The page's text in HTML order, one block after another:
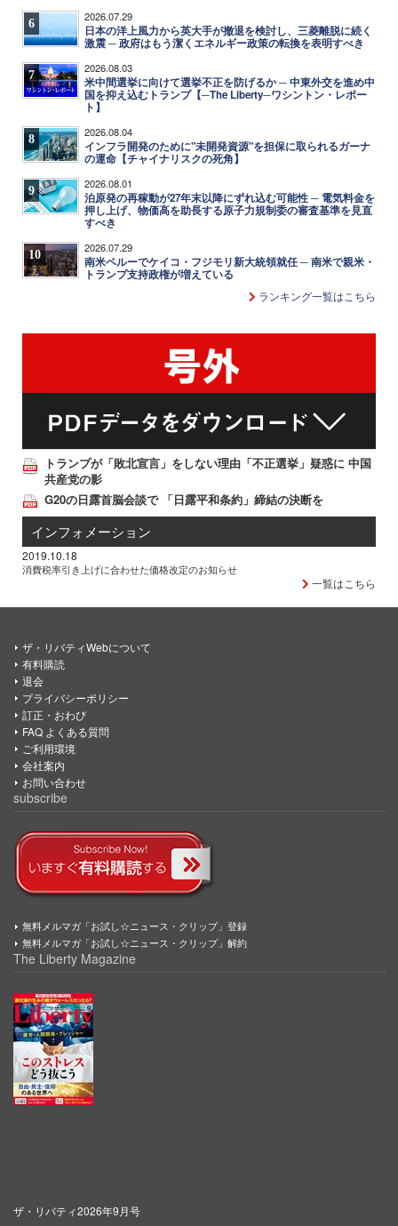
6 2026.07.29
日本の洋上風力から英大手が撤退を検討し、三菱離脱に続く
激震 ─ 政府はもう潔くエネルギー政策の転換を表明すべき
7 2026.08.03
米中間選挙に向けて選挙不正を防げるか ─ 中東外交を進め中
国を抑え込むトランプ【─The Liberty─ワシントン・レポー
ト】
8 2026.08.04
インフラ開発のために"未開発資源"を担保に取られるガーナ
の運命【チャイナリスクの死角】
9 2026.08.01
泊原発の再稼動が27年末以降にずれ込む可能性 ─ 電気料金を
押し上げ、物価高を助長する原子力規制委の審査基準を見直
すべき
10 2026.07.29
南米ペルーでケイコ・フジモリ新大統領就任 ─ 南米で親米・
トランプ支持政権が増えている
ランキング一覧はこちら
トランプが「敗北宣言」をしない理由「不正選挙」疑惑に 中国
共産党の影
G20の日露首脳会談で 「日露平和条約」締結の決断を
インフォメーション
2019.10.18
消費税率引き上げに合わせた価格改定のお知らせ
一覧はこちら
ザ・リバティWebについて
有料購読
退会
プライバシーポリシー
訂正・おわび
FAQ よくある質問
ご利用環境
会社案内
お問い合わせ
subscribe
無料メルマガ「お試し☆ニュース・クリップ」登録
無料メルマガ「お試し☆ニュース・クリップ」解約
The Liberty Magazine
ザ・リバティ2026年9月号